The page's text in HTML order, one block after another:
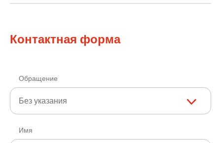
Контактная форма
Обращение
Без указания
Имя